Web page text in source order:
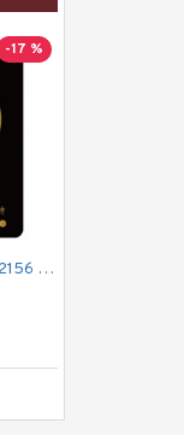
-17 %
MIDEA 美的 IH-RTS2156 單頭電磁爐